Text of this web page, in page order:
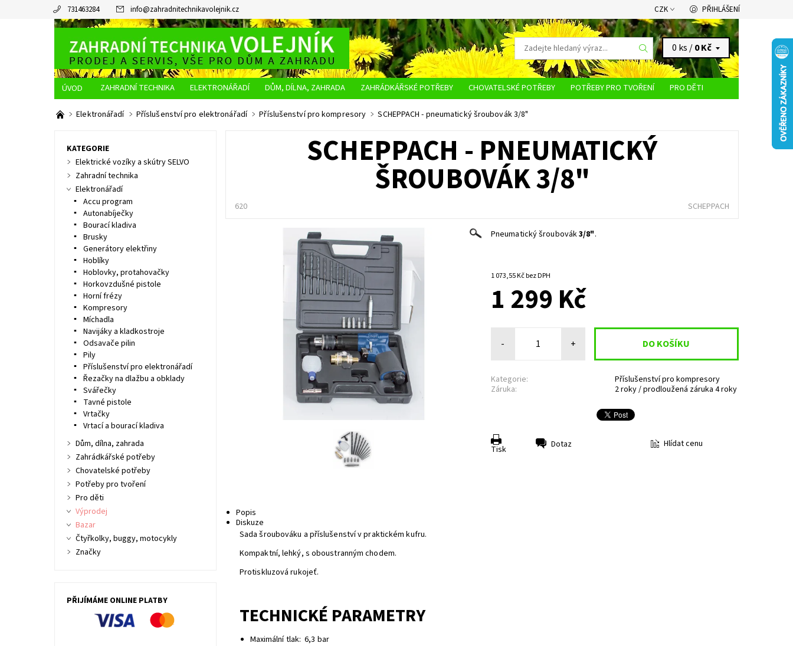
731463284 info@zahradnitechnikavolejnik.cz CZK PŘIHLÁŠENÍ
0 ks /0 Kč
ZAHRADNÍ TECHNIKA ELEKTRONÁŘADÍ DŮM, DÍLNA, ZAHRADA ZAHRÁDKÁŘSKÉ POTŘEBY CHOVATELSKÉ POTŘEBY POTŘEBY PRO TVOŘENÍ
PRO DĚTI
O NÁS
JAK NAKUPOVAT DOPRAVA A PLATBA OBCHODNÍ PODMÍNKY OCHRANA OSOBNÍCH ÚDAJŮ NAPIŠTE NÁM
Elektronářadí Příslušenství pro elektronářadí Příslušenství pro kompresory SCHEPPACH - pneumatický šroubovák 3/8"
SCHEPPACH - PNEUMATICKÝ
ŠROUBOVÁK 3/8"
620 SCHEPPACH
Pneumatický šroubovák3/8".
1 073,55 Kč bez DPH
1 299 Kč
- +
Kategorie:
Příslušenství pro kompresory
Záruka:
2 roky / prodloužená záruka 4 roky
Tisk Dotaz Hlídat cenu
Popis
Diskuze
Sada šroubováku a příslušenství v praktickém kufru.
Kompaktní, lehký, s oboustranným chodem.
Protiskluzová rukojeť.
TECHNICKÉ PARAMETRY
Maximální tlak: 6,3 bar
KATEGORIE
Elektrické vozíky a skútry SELVO
Zahradní technika
Elektronářadí
Accu program
Autonabíječky
Bourací kladiva
Brusky
Generátory elektřiny
Hoblíky
Hoblovky, protahovačky
Horkovzdušné pistole
Horní frézy
Kompresory
Míchadla
Navijáky a kladkostroje
Odsavače pilin
Pily
Příslušenství pro elektronářadí
Řezačky na dlažbu a obklady
Svářečky
Tavné pistole
Vrtačky
Vrtací a bourací kladiva
Dům, dílna, zahrada
Zahrádkářské potřeby
Chovatelské potřeby
Potřeby pro tvoření
Pro děti
Výprodej
Bazar
Čtyřkolky, buggy, motocykly
Značky
PŘIJÍMÁME ONLINE PLATBY